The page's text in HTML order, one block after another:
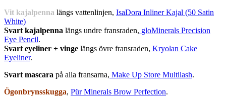
Vit kajalpenna längs vattenlinjen, IsaDora Inliner Kajal (50 Satin
White)
Svart kajalpenna längs undre fransraden, gloMinerals Precision
Eye Pencil.
Svart eyeliner + vinge längs övre fransraden, Kryolan Cake
Eyeliner.
Svart mascara på alla fransarna, Make Up Store Multilash.
Ögonbrynsskugga, Pür Minerals Brow Perfection.